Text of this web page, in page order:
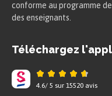
conforme au programme
des enseignants.
Téléchargez
4.6/ 5 sur 15520 avis